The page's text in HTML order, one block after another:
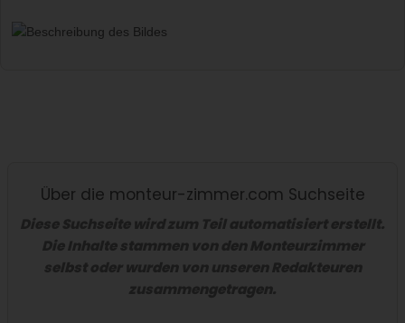
Über die monteur-zimmer.com Suchseite
Diese Suchseite wird zum Teil automatisiert erstellt.
Die Inhalte stammen von den Monteurzimmer
selbst oder wurden von unseren Redakteuren
zusammengetragen.